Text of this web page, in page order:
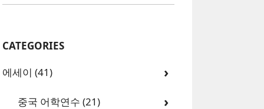
CATEGORIES
에세이 (41)
중국 어학연수 (21)